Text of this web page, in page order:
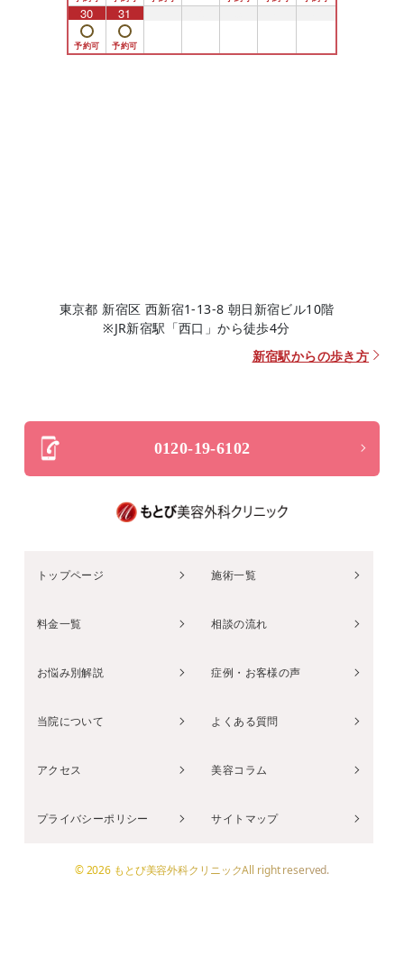
30 31
東京都 新宿区 西新宿1-13-8 朝日新宿ビル10階
※JR新宿駅「西口」から徒歩4分
新宿駅からの歩き方
0120-19-6102
トップページ 施術一覧
料金一覧 相談の流れ
お悩み別解説 症例・お客様の声
当院について よくある質問
アクセス 美容コラム
プライバシーポリシー サイトマップ
© 2026 もとび美容外科クリニックAll right reserved.